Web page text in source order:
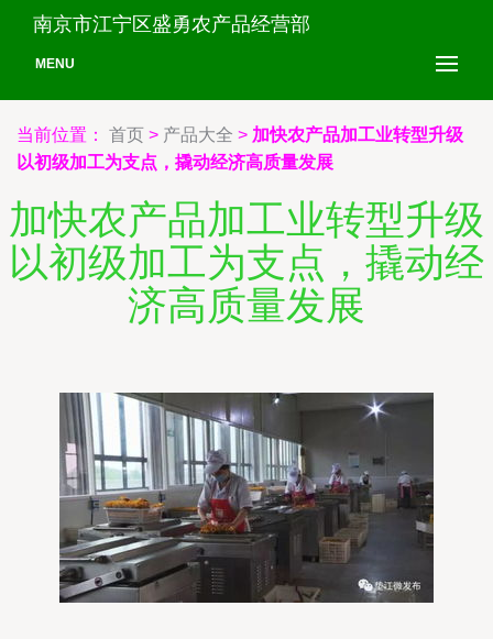
南京市江宁区盛勇农产品经营部
MENU
当前位置： 首页 > 产品大全 > 加快农产品加工业转型升级
以初级加工为支点，撬动经济高质量发展
加快农产品加工业转型升级
以初级加工为支点，撬动经
济高质量发展